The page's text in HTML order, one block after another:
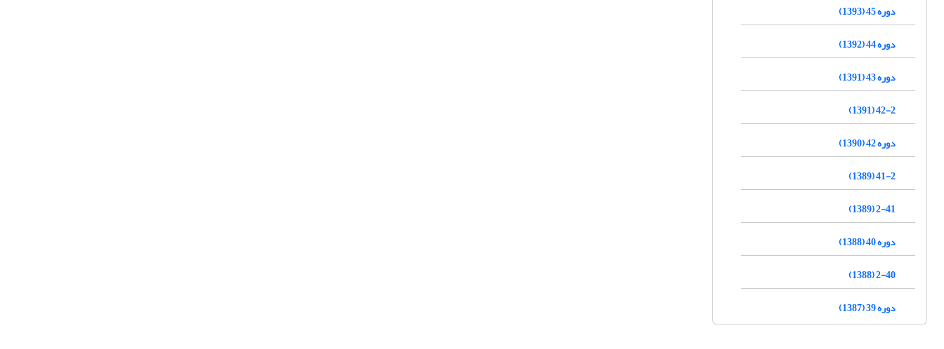
دوره 45 (1393)
دوره 44 (1392)
دوره 43 (1391)
42-2 (1391)
دوره 42 (1390)
41-2 (1389)
2-41 (1389)
دوره 40 (1388)
2-40 (1388)
دوره 39 (1387)